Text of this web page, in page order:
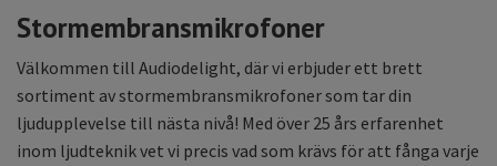
Stormembransmikrofoner
Välkommen till Audiodelight, där vi erbjuder ett brett
sortiment av stormembransmikrofoner som tar din
ljudupplevelse till nästa nivå! Med över 25 års erfarenhet
inom ljudteknik vet vi precis vad som krävs för att fånga varje